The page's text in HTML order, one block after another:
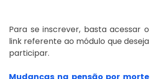
Para se inscrever, basta acessar o
link referente ao módulo que deseja
participar.
Mudanças na pensão por morte